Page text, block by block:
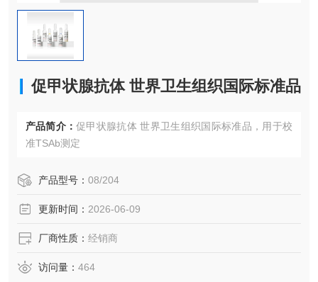
促甲状腺抗体 世界卫生组织国际标准品
产品简介： 促甲状腺抗体 世界卫生组织国际标准品，用于校
准TSAb测定
产品型号： 08/204
更新时间： 2026-06-09
厂商性质： 经销商
访问量： 464